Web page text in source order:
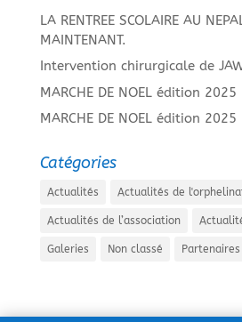
LA RENTREE SCOLAIRE AU
MAINTENANT.
Intervention chirurgicale de
MARCHE DE NOEL édition 2025
MARCHE DE NOEL édition 2025
Catégories
Actualités Actualités de
Actualités de l’association
Galeries Non classé Partenaires